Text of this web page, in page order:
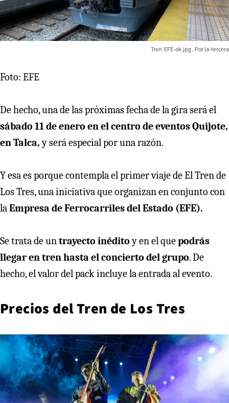
Tren-EFE-ok.jpg la-tercera
Foto: EFE
De hecho, una de las próximas fecha de la gira será el
sábado 11 de enero en el centro de eventos Quijote,
en Talca,y será especial por una razón.
Y esa es porque contempla el primer viaje de El Tren de
Los Tres, una iniciativa que organizan en conjunto con
la Empresa de Ferrocarriles del Estado (EFE).
Se trata de un trayecto inéditoy en el quepodrás
llegar en tren hasta el concierto del grupo. De
hecho, el valor del pack incluye la entrada al evento.
Precios del Tren de Los Tres